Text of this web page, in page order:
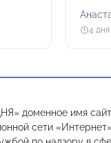
4
доменное имя
сети